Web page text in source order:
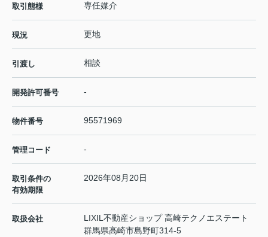
取引態様 専任媒介
現況 更地
引渡し 相談
開発許可番号 -
物件番号 95571969
管理コード -
取引条件の
有効期限
2026年08月20日
取扱会社
LIXIL不動産ショップ 高崎テクノエステート
群馬県高崎市島野町314-5